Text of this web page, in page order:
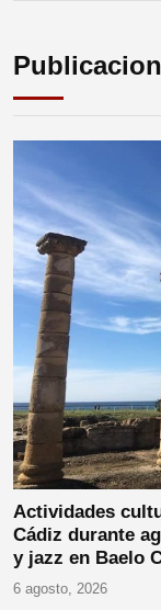
Actividades
Cádiz durante
y jazz en Baelo
6 agosto, 2026